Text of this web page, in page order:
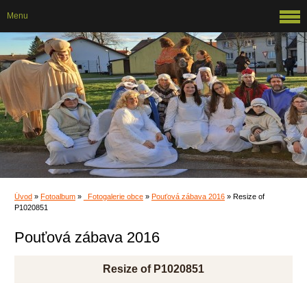
Úvod » Fotoalbum » _Fotogalerie obce » Pouťová zábava 2016 » Resize of
P1020851
Pouťová zábava 2016
Resize of P1020851
Menu